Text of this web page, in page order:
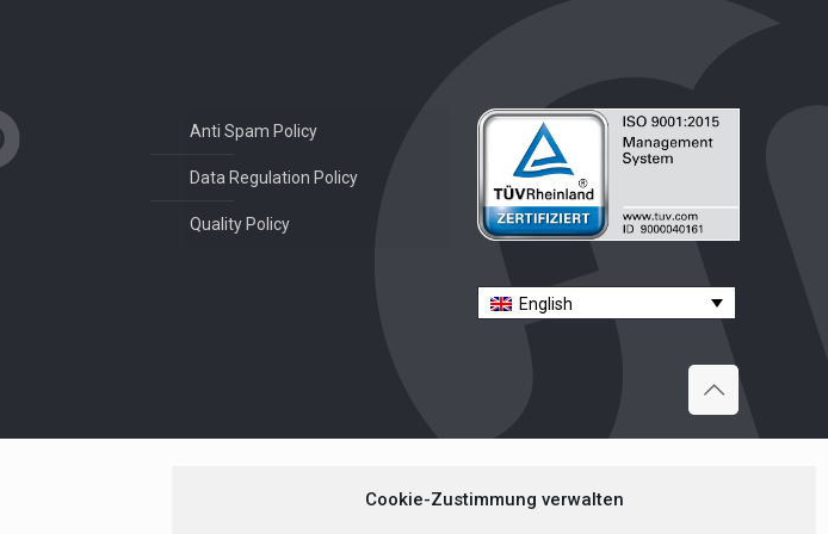
Cookie-Zustimmung verwalten
Anti Spam Policy
Data Regulation Policy
Quality Policy
English